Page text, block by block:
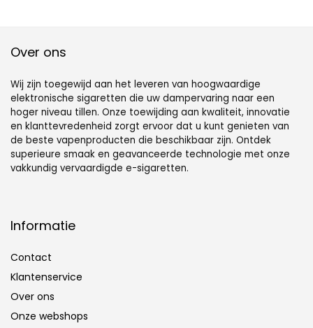
Over ons
Wij zijn toegewijd aan het leveren van hoogwaardige
elektronische sigaretten die uw dampervaring naar een
hoger niveau tillen. Onze toewijding aan kwaliteit, innovatie
en klanttevredenheid zorgt ervoor dat u kunt genieten van
de beste vapenproducten die beschikbaar zijn. Ontdek
superieure smaak en geavanceerde technologie met onze
vakkundig vervaardigde e-sigaretten.
Informatie
Contact
Klantenservice
Over ons
Onze webshops